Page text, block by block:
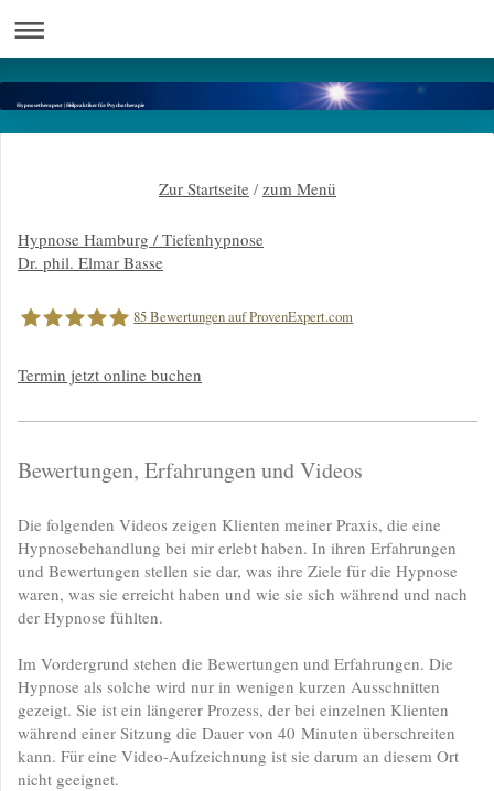
Hypnosetherapeut | Heilpraktiker für Psychotherapie
Zur Startseite / zum Menü
Hypnose Hamburg / Tiefenhypnose
Dr. phil. Elmar Basse
Dr.phil.Elmar Basse |Hypnose Hamburg
85Bewertungen auf ProvenExpert.com
Termin jetzt online buchen
Bewertungen, Erfahrungen und Videos
Die folgenden Videos zeigen Klienten meiner Praxis, die eine
Hypnosebehandlung bei mir erlebt haben. In ihren Erfahrungen
und Bewertungen stellen sie dar, was ihre Ziele für die Hypnose
waren, was sie erreicht haben und wie sie sich während und nach
der Hypnose fühlten.
Im Vordergrund stehen die Bewertungen und Erfahrungen. Die
Hypnose als solche wird nur in wenigen kurzen Ausschnitten
gezeigt. Sie ist ein längerer Prozess, der bei einzelnen Klienten
während einer Sitzung die Dauer von 40 Minuten überschreiten
kann. Für eine Video-Aufzeichnung ist sie darum an diesem Ort
nicht geeignet.